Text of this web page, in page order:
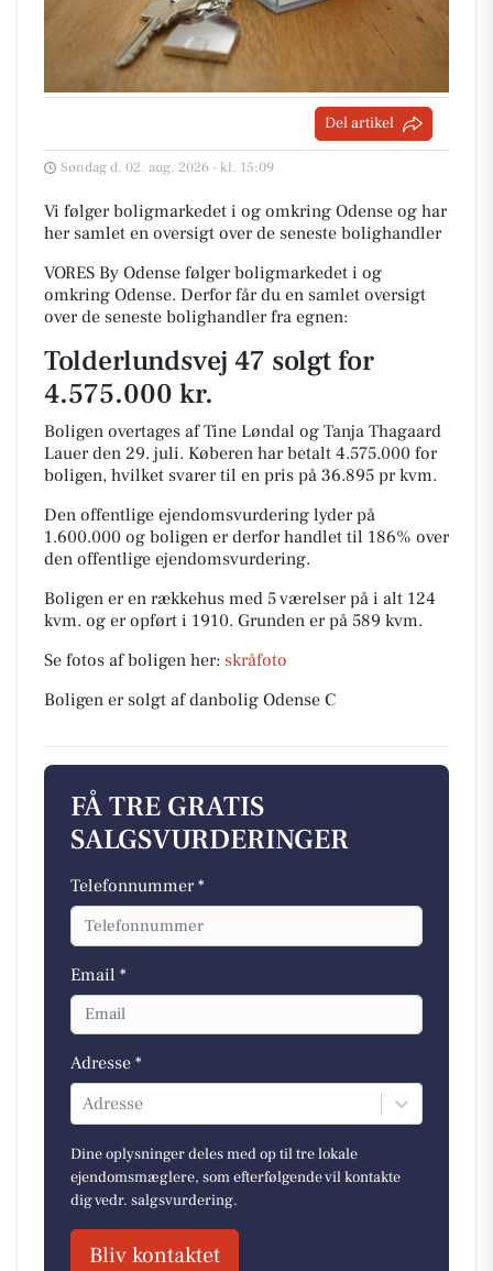
Del artikel
Søndag d. 02. aug. 2026 - kl. 15:09
Vi følger boligmarkedet i og omkring Odense og har
her samlet en oversigt over de seneste bolighandler
VORES By Odense følger boligmarkedet i og
omkring Odense. Derfor får du en samlet oversigt
over de seneste bolighandler fra egnen:
Tolderlundsvej 47 solgt for
4.575.000 kr.
Boligen overtages af Tine Løndal og Tanja Thagaard
Lauer den 29. juli. Køberen har betalt 4.575.000 for
boligen, hvilket svarer til en pris på 36.895 pr kvm.
Den offentlige ejendomsvurdering lyder på
1.600.000 og boligen er derfor handlet til 186% over
den offentlige ejendomsvurdering.
Boligen er en rækkehus med 5 værelser på i alt 124
kvm. og er opført i 1910. Grunden er på 589 kvm.
Se fotos af boligen her: skråfoto
Boligen er solgt af danbolig Odense C
FÅ TRE GRATIS
SALGSVURDERINGER
Telefonnummer *
Email *
Adresse *
Adresse
Dine oplysninger deles med op til tre lokale
ejendomsmæglere, som efterfølgende vil kontakte
dig vedr. salgsvurdering.
Bliv kontaktet